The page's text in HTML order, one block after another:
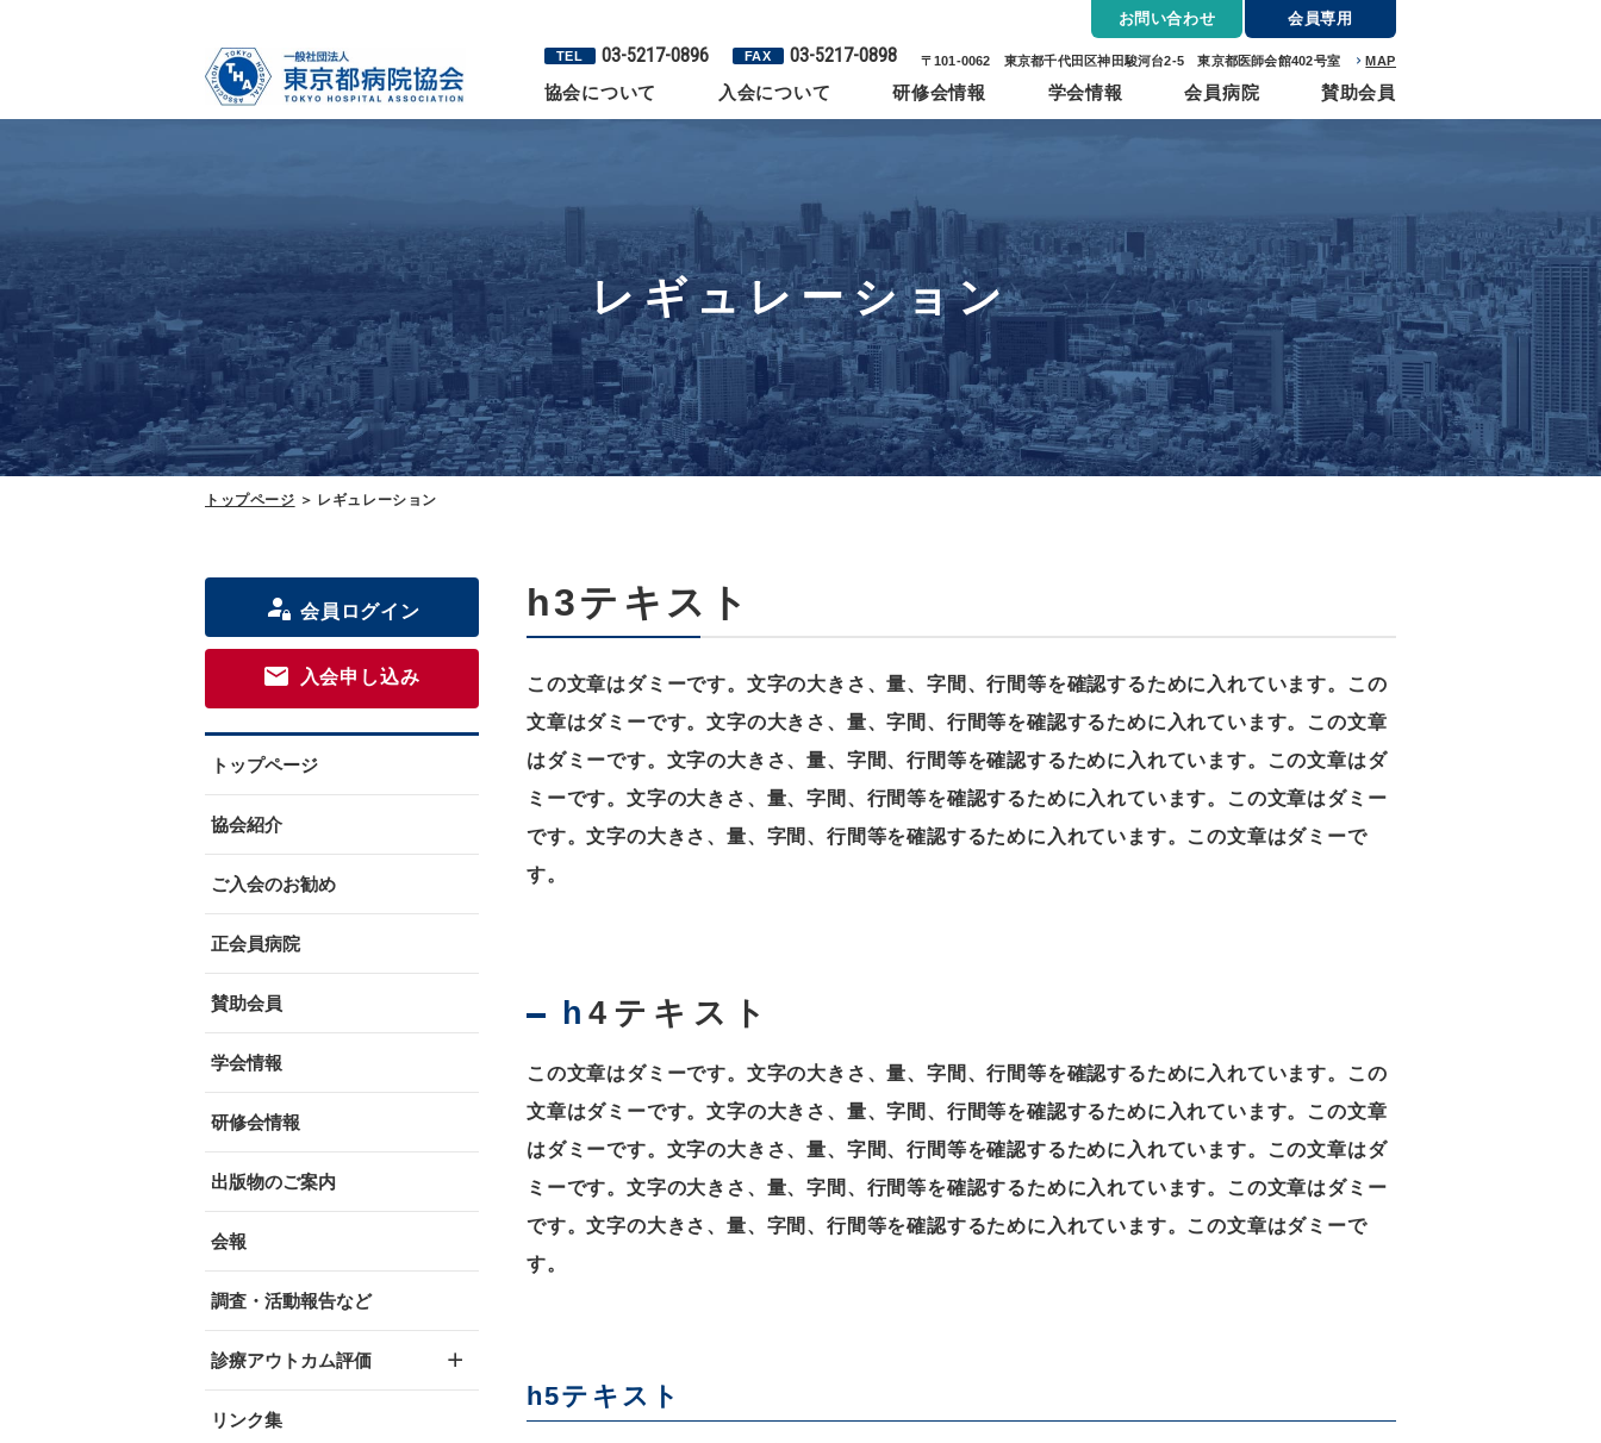
お問い合わせ 会員専用
TEL 03-5217-0896 FAX 03-5217-0898 〒101-0062 東京都千代田区神田駿河台2-5 東京都医師会館402号室 MAP
協会について 入会について 研修会情報 学会情報 会員病院 賛助会員
レギュレーション
トップページ レギュレーション
h3テキスト
この文章はダミーです。文字の大きさ、量、字間、行間等を確認するために入れています。この
文章はダミーです。文字の大きさ、量、字間、行間等を確認するために入れています。この文章
はダミーです。文字の大きさ、量、字間、行間等を確認するために入れています。この文章はダ
ミーです。文字の大きさ、量、字間、行間等を確認するために入れています。この文章はダミー
です。文字の大きさ、量、字間、行間等を確認するために入れています。この文章はダミーで
す。
h4テキスト
この文章はダミーです。文字の大きさ、量、字間、行間等を確認するために入れています。この
文章はダミーです。文字の大きさ、量、字間、行間等を確認するために入れています。この文章
はダミーです。文字の大きさ、量、字間、行間等を確認するために入れています。この文章はダ
ミーです。文字の大きさ、量、字間、行間等を確認するために入れています。この文章はダミー
です。文字の大きさ、量、字間、行間等を確認するために入れています。この文章はダミーで
す。
h5テキスト
会員ログイン
入会申し込み
トップページ
協会紹介
ご入会のお勧め
正会員病院
賛助会員
学会情報
研修会情報
出版物のご案内
会報
調査・活動報告など
診療アウトカム評価
リンク集